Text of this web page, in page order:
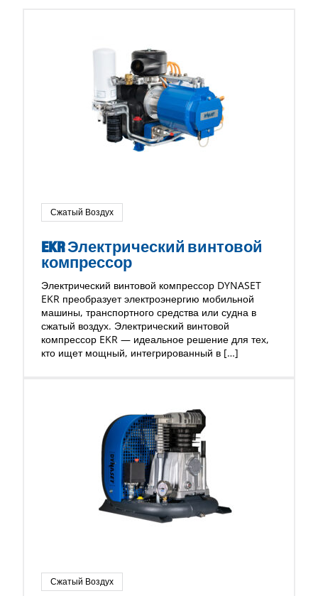
Сжатый Воздух
EKR Электрический винтовой
компрессор
Электрический винтовой компрессор DYNASET
EKR преобразует электроэнергию мобильной
машины, транспортного средства или судна в
сжатый воздух. Электрический винтовой
компрессор EKR — идеальное решение для тех,
кто ищет мощный, интегрированный в […]
Сжатый Воздух